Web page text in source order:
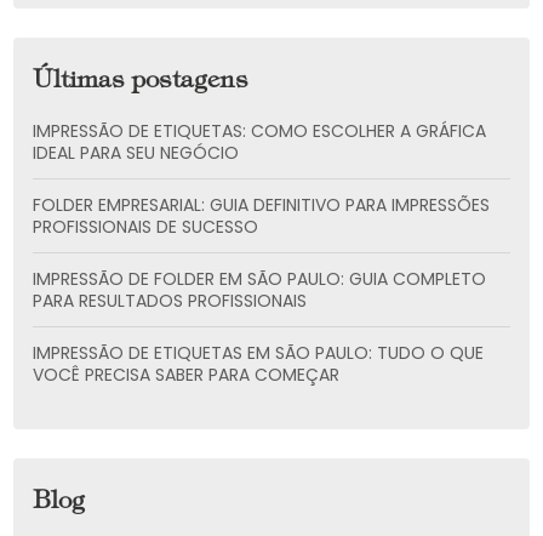
Últimas postagens
IMPRESSÃO DE ETIQUETAS: COMO ESCOLHER A GRÁFICA
IDEAL PARA SEU NEGÓCIO
FOLDER EMPRESARIAL: GUIA DEFINITIVO PARA IMPRESSÕES
PROFISSIONAIS DE SUCESSO
IMPRESSÃO DE FOLDER EM SÃO PAULO: GUIA COMPLETO
PARA RESULTADOS PROFISSIONAIS
IMPRESSÃO DE ETIQUETAS EM SÃO PAULO: TUDO O QUE
VOCÊ PRECISA SABER PARA COMEÇAR
Blog